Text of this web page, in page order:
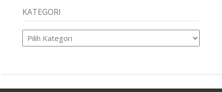
KATEGORI
Kategori